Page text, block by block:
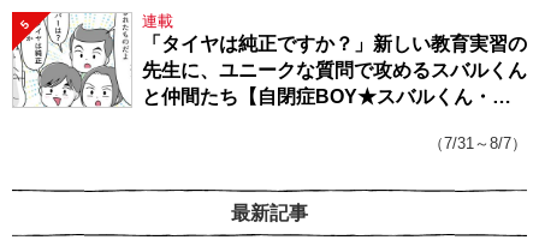
5 連載
「タイヤは純正ですか？」新しい教育実習の
先生に、ユニークな質問で攻めるスバルくん
と仲間たち【自閉症BOY★スバルくん・
（7/31～8/7）
最新記事